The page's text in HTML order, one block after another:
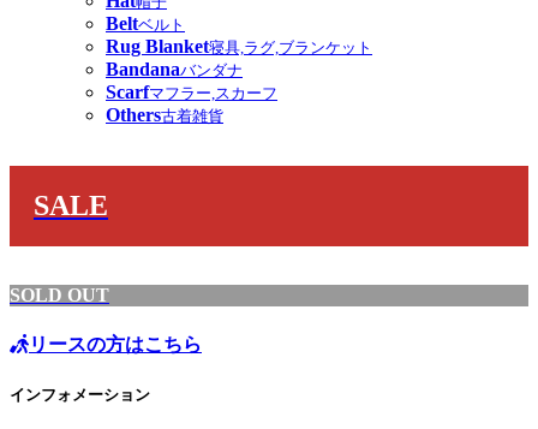
Beltベルト
Rug Blanket寝具,ラグ,ブランケット
Bandanaバンダナ
Scarfマフラー,スカーフ
Others古着雑貨
SALE
SOLD OUT
リースの方はこちら
インフォメーション